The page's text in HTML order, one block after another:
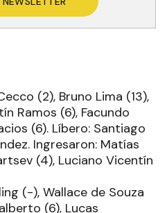
NEWSLETTER
(2), Bruno Lima (13),
Ramos (6), Facundo
(6). Líbero: Santiago
Ingresaron: Matías
(4), Luciano Vicentín